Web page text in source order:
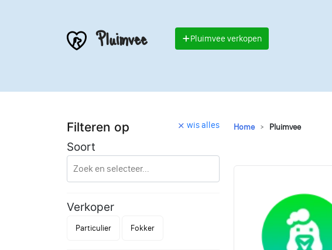
Pluimvee Pluimvee verkopen
Filteren op wis alles
Soort
Verkoper
Particulier Fokker
Home Pluimvee